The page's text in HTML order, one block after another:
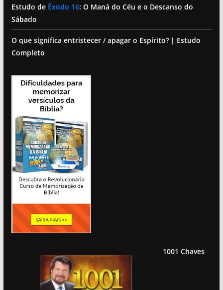
Estudo de Êxodo 16: O Maná do Céu e o Descanso do
Sábado
O que significa entristecer / apagar o Espírito? | Estudo
Completo
1001 Chaves